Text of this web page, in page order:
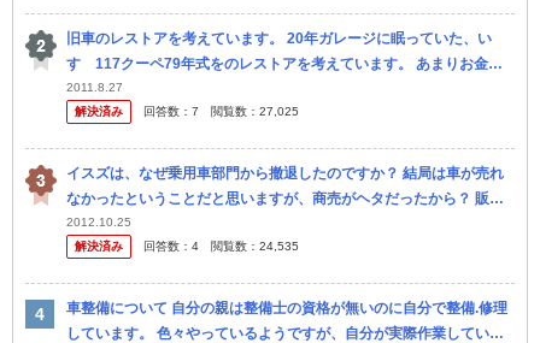
旧車のレストアを考えています。 20年ガレージに眠っていた、い
すゞ117クーペ79年式をのレストアを考えています。 あまりお金は
かけられません。最低でもいくらあればレストア出来ますか？ ...
2011.8.27
解決済み
回答数： 7 閲覧数： 27,025
イスズは、なぜ乗用車部門から撤退したのですか？ 結局は車が売れ
なかったということだと思いますが、商売がヘタだったから？ 販売
網がなかったから？ 今から見れば ベレット1600GTR ・117...
2012.10.25
解決済み
回答数： 4 閲覧数： 24,535
車整備について 自分の親は整備士の資格が無いのに自分で整備.修理
しています。 色々やっているようですが、自分が実際作業している